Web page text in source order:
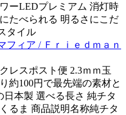
ーLEDプレミアム 消灯時
たべられる 明るさにこだ
タイル
フィア / Ｆｒｉｅｄｍａｎ
レスポスト便 2.3ｍｍ玉
約100円で最先端の素材と
本製 選べる長さ 純チタ
るま 商品説明名称純チタ